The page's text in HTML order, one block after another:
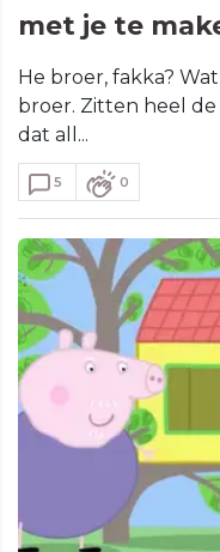
met je te
He broer, fakka?
broer. Zitten heel
dat all...
5 0